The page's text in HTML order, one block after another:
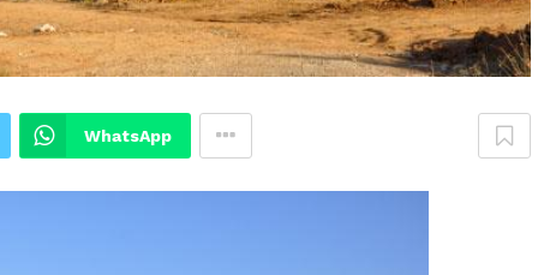
WhatsApp